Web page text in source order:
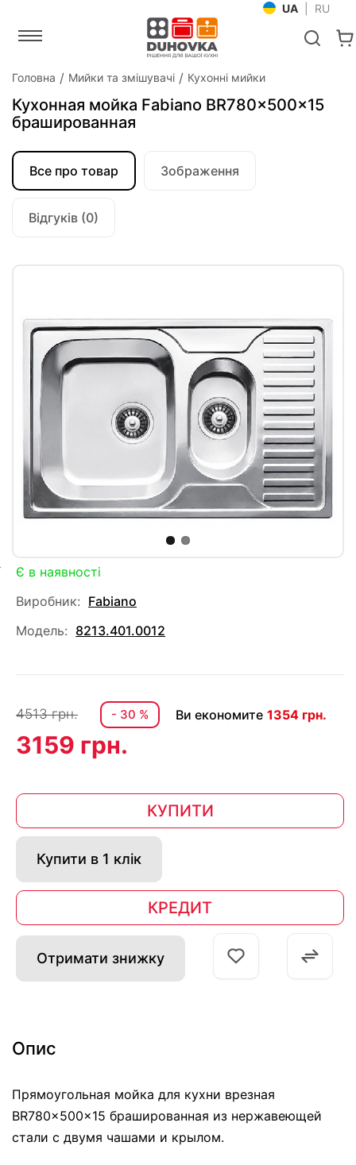
UA RU
Головна Мийки та змішувачі Кухонні мийки
Кухонная мойка Fabiano BR780x500x15
брашированная
Все про товар Зображення
Відгуків (0)
Є в наявності
Виробник: Fabiano
Модель: 8213.401.0012
4513 грн. - 30 % Ви економите 1354 грн.
3159 грн.
КУПИТИ
Купити в 1 клік
КРЕДИТ
Отримати знижку
Опис
Прямоугольная мойка для кухни врезная
BR780x500x15 брашированная из нержавеющей
стали с двумя чашами и крылом.